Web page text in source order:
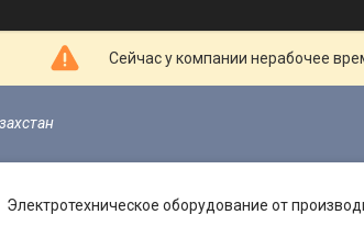
Сейчас у компании нерабочее
Электротехническое оборудование от